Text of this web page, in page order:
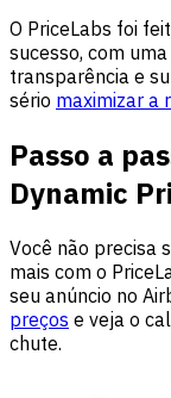
O PriceLabs foi
sucesso, com
transparência e
sério maximizar a
Passo a
Dynamic
Você não precisa
mais com o
seu anúncio no
preços e veja o
chute.